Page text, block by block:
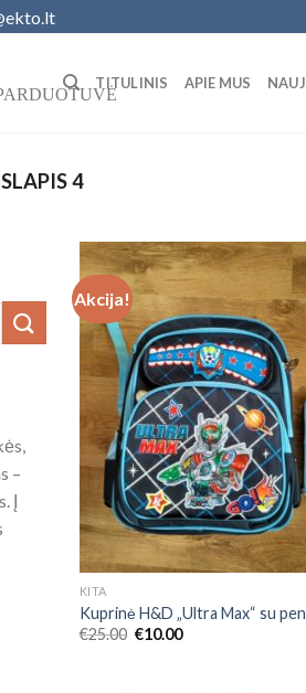
TITULINIS APIE MUS
4
–
Į
Akcija!
KITA
Kuprinė H&D „Ultra Max“ su
€25.00 €10.00